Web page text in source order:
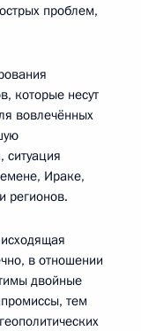
проблем,
которые несут
вовлечённых
ситуация
Ираке,
регионов.
в отношении
двойные
тем